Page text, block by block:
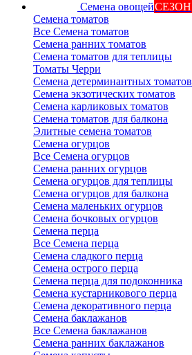
Семена овощейСЕЗОН
Семена томатов
Все Семена томатов
Семена ранних томатов
Семена томатов для теплицы
Томаты Черри
Семена детерминантных томатов
Семена экзотических томатов
Семена карликовых томатов
Семена томатов для балкона
Элитные семена томатов
Семена огурцов
Все Семена огурцов
Семена ранних огурцов
Семена огурцов для теплицы
Семена огурцов для балкона
Семена маленьких огурцов
Семена бочковых огурцов
Семена перца
Все Семена перца
Семена сладкого перца
Семена острого перца
Семена перца для подоконника
Семена кустарникового перца
Семена декоративного перца
Семена баклажанов
Все Семена баклажанов
Семена ранних баклажанов